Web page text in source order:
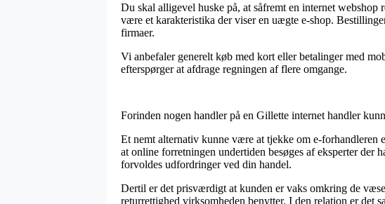
Du skal alligevel huske på, at såfremt en internet webshop
være et karakteristika der viser en uægte e-shop.
firmaer.
Vi anbefaler generelt køb med kort eller betalinger med
efterspørger at afdrage regningen af flere omgange.
Forinden nogen handler på en Gillette internet handler
Et nemt alternativ kunne være at tjekke om e-forhandleren
at online forretningen undertiden besøges af eksperter der
forvoldes udfordringer ved din handel.
Dertil er det prisværdigt at kunden er vaks omkring de
returrettighed virksomheden benytter. I den relation er det